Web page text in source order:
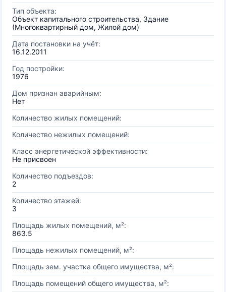
Тип объекта:
Объект капитального строительства, Здание
(Многоквартирный дом, Жилой дом)
Дата постановки на учёт:
16.12.2011
Год постройки:
1976
Дом признан аварийным:
Нет
Количество жилых помещений:
Количество нежилых помещений:
Класс энергетической эффективности:
Не присвоен
Количество подъездов:
2
Количество этажей:
3
Площадь жилых помещений, м²:
863.5
Площадь нежилых помещений, м²:
Площадь зем. участка общего имущества, м²:
Площадь помещений общего имущества, м²: